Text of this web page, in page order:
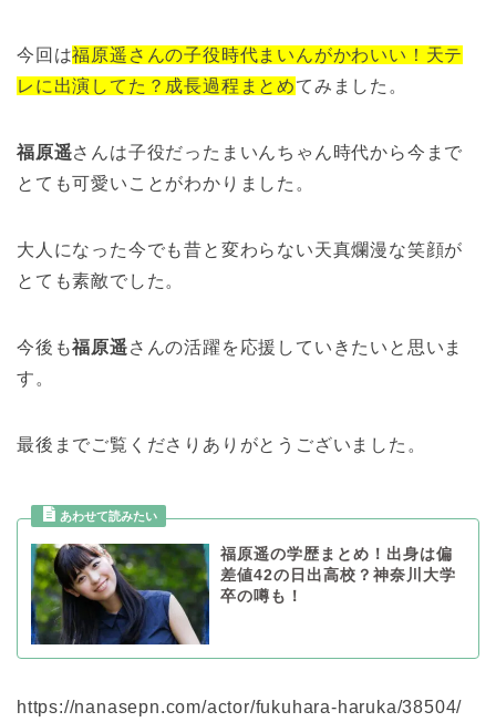
今回は福原遥さんの子役時代まいんがかわいい！天テ
レに出演してた？成長過程まとめてみました。
福原遥さんは子役だったまいんちゃん時代から今まで
とても可愛いことがわかりました。
大人になった今でも昔と変わらない天真爛漫な笑顔が
とても素敵でした。
今後も福原遥さんの活躍を応援していきたいと思いま
す。
最後までご覧くださりありがとうございました。
福原遥の学歴まとめ！出身は偏
差値42の日出高校？神奈川大学
卒の噂も！
https://nanasepn.com/actor/fukuhara-haruka/38504/